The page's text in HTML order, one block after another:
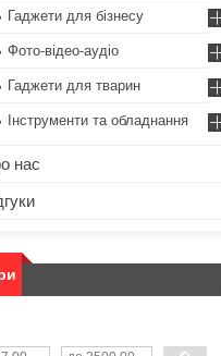
Гаджети для бізнесу
Фото-відео-аудіо
Гаджети для тварин
Інструменти та обладнання
нас